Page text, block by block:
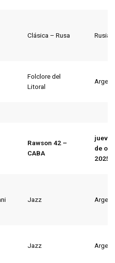
Clásica – Rusa Rusia
Folclore del
Litoral
Rawson 42 –
CABA
de
2025
Jazz
Jazz